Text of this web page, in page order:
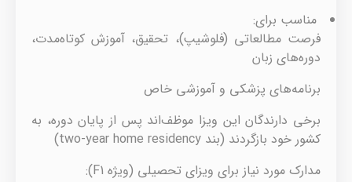
مناسب برای:
فرصت مطالعاتی (فلوشیپ)، تحقیق، آموزش کوتاه‌مدت،
دوره‌های زبان
برنامه‌های پزشکی و آموزشی خاص
برخی دارندگان این ویزا موظف‌اند پس از پایان دوره، به
کشور خود بازگردند (بند two-year home residency)
مدارک مورد نیاز برای ویزای تحصیلی (ویژه F1):